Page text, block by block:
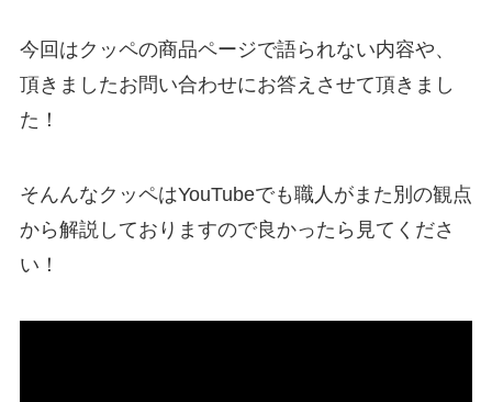
今回はクッペの商品ページで語られない内容や、
頂きましたお問い合わせにお答えさせて頂きまし
た！
そんんなクッペはYouTubeでも職人がまた別の観点
から解説しておりますので良かったら見てくださ
い！